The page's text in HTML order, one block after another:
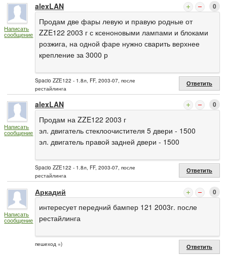
Написать
сообщение
alexLAN 0
Продам две фары левую и правую родные от
ZZE122 2003 г с ксеноновыми лампами и блоками
розжига, на одной фаре нужно сварить верхнее
крепление за 3000 р
Spacio ZZE122 - 1.8л, FF, 2003-07, после
рестайлинга
Ответить
Написать
сообщение
alexLAN 0
Продам на ZZE122 2003 г
эл. двигатель стеклоочистителя 5 двери - 1500
эл. двигатель правой задней двери - 1500
Spacio ZZE122 - 1.8л, FF, 2003-07, после
рестайлинга
Ответить
Написать
сообщение
Аркадий 0
интересует передний бампер 121 2003г. после
рестайлинга
пешеход =) Ответить